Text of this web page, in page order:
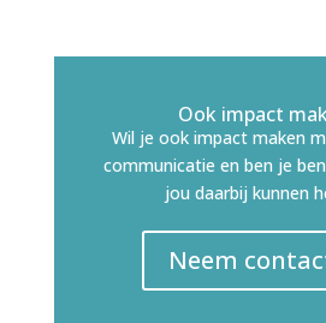
Ook impact
Wil je ook impact maken
communicatie en ben je
jou daarbij kunnen
Neem